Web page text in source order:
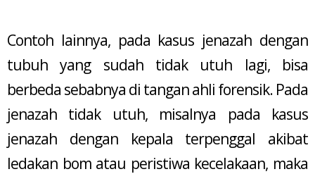
Contoh lainnya, pada kasus jenazah dengan
tubuh yang sudah tidak utuh lagi, bisa
berbeda sebabnya di tangan ahli forensik. Pada
jenazah tidak utuh, misalnya pada kasus
jenazah dengan kepala terpenggal akibat
ledakan bom atau peristiwa kecelakaan, maka